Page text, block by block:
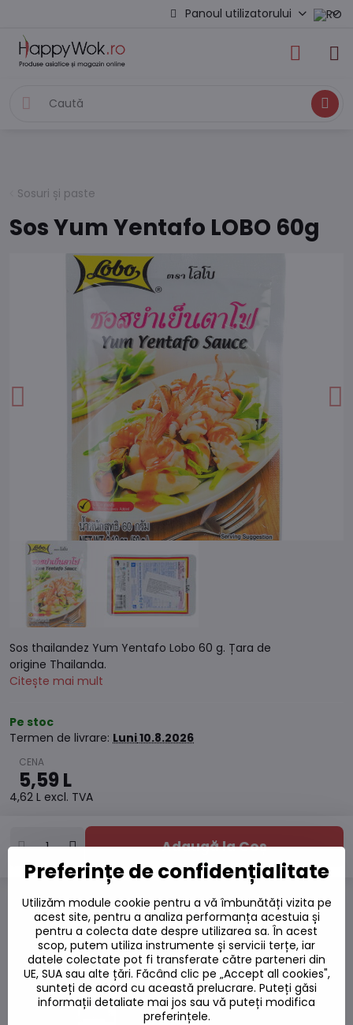
Panoul utilizatorului
Caută
Sosuri și paste
Sos Yum Yentafo LOBO 60g
Sos thailandez Yum Yentafo Lobo 60 g. Țara de
origine Thailanda.
Citește mai mult
Pe stoc
Termen de livrare: Luni10.8.2026
5,59 L
4,62 L excl. TVA
Adaugă la Coș
Adaugă la favorite
Adăugați la listă
Watchdog
Livrări
Număr depozit:S7#SK#16838#1
Preferințe de confidențialitate
Utilizăm module cookie pentru a vă îmbunătăți vizita pe
acest site, pentru a analiza performanța acestuia și
pentru a colecta date despre utilizarea sa. În acest
scop, putem utiliza instrumente și servicii terțe, iar
datele colectate pot fi transferate către parteneri din
UE, SUA sau alte țări. Făcând clic pe „Accept all cookies",
sunteți de acord cu această prelucrare. Puteți găsi
informații detaliate mai jos sau vă puteți modifica
preferințele.